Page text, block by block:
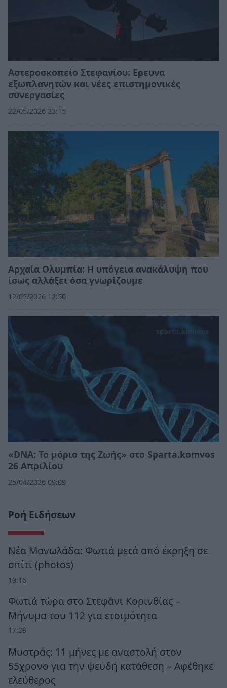
Αστεροσκοπείο Στεφανίου: Ερευνα
εξωπλανητών και νέες επιστημονικές
συνεργασίες
22/05/2026 23:15
Αρχαία Ολυμπία: Η υπόγεια ανακάλυψη που
ίσως αλλάξει όσα γνωρίζουμε
12/05/2026 12:50
«DNA: Το μόριο της Ζωής» στο Sparta.komvos
26 Απριλίου
25/04/2026 09:09
Ροή Ειδήσεων
Νέα Μανωλάδα: Φωτιά μετά από έκρηξη σε
σπίτι (photos)
19:16
Φωτιά τώρα στο Στεφάνι Κορινθίας –
Μήνυμα του 112 για ετοιμότητα
17:28
Μυστράς: 11 μήνες με αναστολή στον
55χρονο για την ψευδή κατάθεση – Αφέθηκε
ελεύθερος